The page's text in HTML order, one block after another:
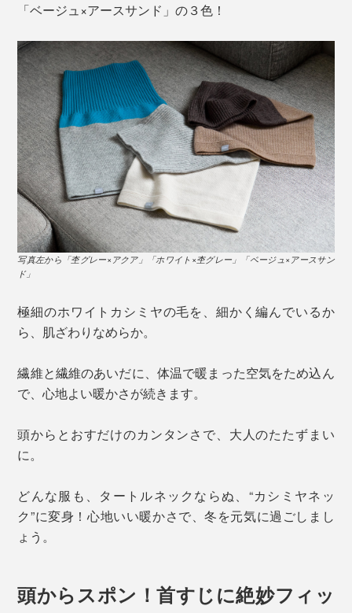
「ベージュ×アースサンド」の３色！
写真左から「杢グレー×アクア」「ホワイト×杢グレー」「ベージュ×アースサン
ド」
極細のホワイトカシミヤの毛を、細かく編んでいるか
ら、肌ざわりなめらか。
繊維と繊維のあいだに、体温で暖まった空気をため込ん
で、心地よい暖かさが続きます。
頭からとおすだけのカンタンさで、大人のたたずまい
に。
どんな服も、タートルネックならぬ、“カシミヤネッ
ク”に変身！心地いい暖かさで、冬を元気に過ごしまし
ょう。
頭からスポン！首すじに絶妙フィッ